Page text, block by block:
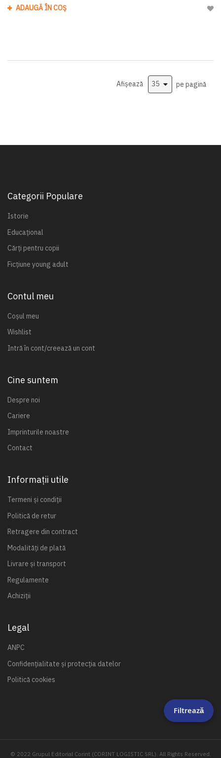
ADAUGĂ ÎN COȘ
Afișează pe pagină
Categorii Populare
Istorie
Educațional
Cărți pentru copii
Ficțiune young adult
Contul meu
Coșul meu
Wishlist
Intră în cont/creează un cont
Cine suntem
Despre noi
Cariere
Imprinturile noastre
Contact
Informații utile
Termeni și condiții
Politică de retur
Retragere din contract
Modalități de plată
Livrare și transport
Regulamente
Achiziții
Legal
ANPC
Confidențialitate și protecția datelor
Politică cookies
© 2022 Grupul Editorial Corint (CORINT LOGISTIC SRL). All Rights Reserved.
Filtrează